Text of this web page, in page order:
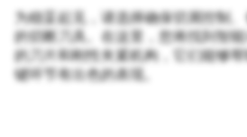
为稳妥起见，请选择确保切屑控制
的切断刀具。在这里，您将找到智
的刀片和刚性夹紧机构，它们能够
键环节有出色的表现。